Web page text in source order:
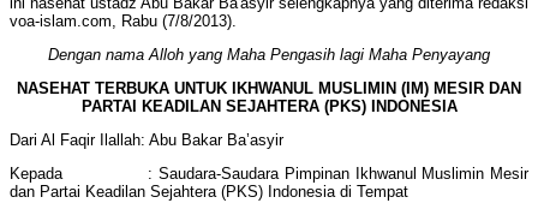
voa-islam.com, Rabu (7/8/2013).
Dengan nama Alloh yang Maha Pengasih lagi Maha Penyayang
NASEHAT TERBUKA UNTUK IKHWANUL MUSLIMIN (IM) MESIR DAN
PARTAI KEADILAN SEJAHTERA (PKS) INDONESIA
Dari Al Faqir Ilallah: Abu Bakar Ba’asyir
Kepada : Saudara-Saudara Pimpinan Ikhwanul Muslimin Mesir
dan Partai Keadilan Sejahtera (PKS) Indonesia di Tempat